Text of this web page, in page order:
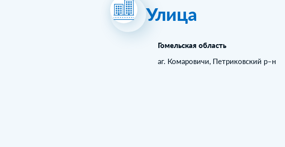
Улица
Гомельская область
аг. Комаровичи, Петриковский р–н